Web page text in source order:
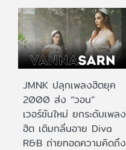
JMNK ปลุกเพลงฮิตยุค
2000 ส่ง “วอน”
เวอร์ชันใหม่ ยกระดับเพลง
ฮิต เติมกลิ่นอาย Diva
R&B ถ่ายทอดความคิดถึง